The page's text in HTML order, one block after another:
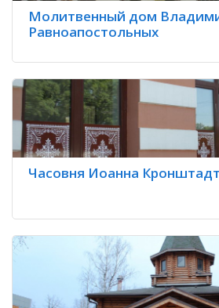
Молитвенный дом
Равноапостольных
Часовня Иоанна